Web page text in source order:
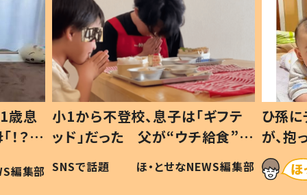
歳息
？」
編集部
小1から不登校、息子は「ギフテ
ッド」だった 父が“ウチ給食”を
作り続ける理由とは #令和の親
#令和の子
SNSで話題 ほ・とせなNEWS編集部
ひ孫
が、
「涙が
い」